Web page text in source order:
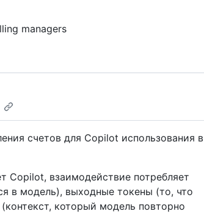
managers
счетов для Copilot использования в
Copilot, взаимодействие потребляет
в модель), выходные токены (то, что
который модель повторно